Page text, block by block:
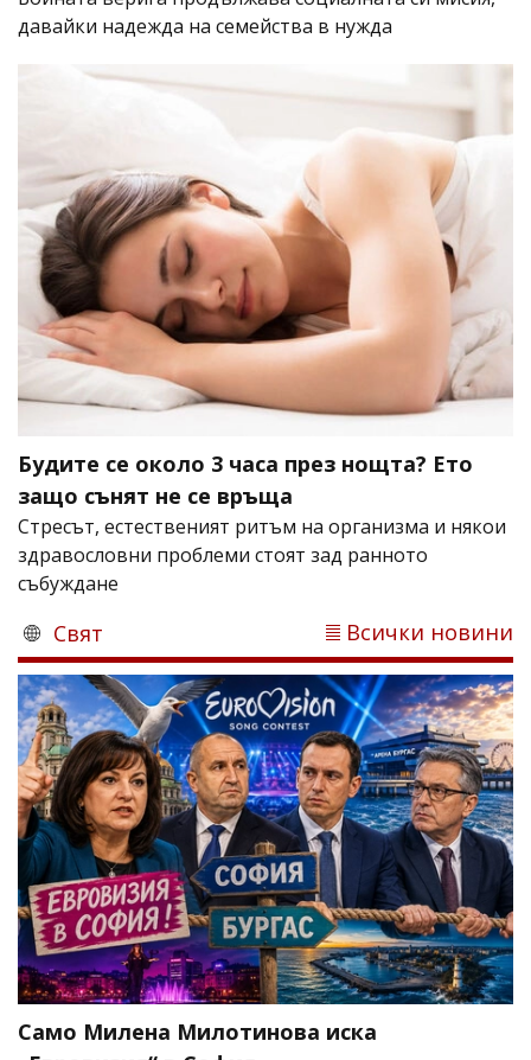
давайки надежда на семейства в нужда
Будите се около 3 часа през нощта? Ето
защо сънят не се връща
Стресът, естественият ритъм на организма и някои
здравословни проблеми стоят зад ранното
събуждане
Свят Всички новини
Само Милена Милотинова иска